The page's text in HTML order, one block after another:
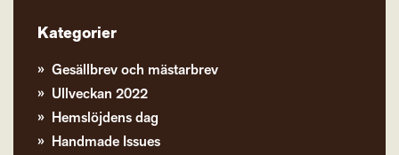
Kategorier
Gesällbrev och mästarbrev
Ullveckan 2022
Hemslöjdens dag
Handmade Issues